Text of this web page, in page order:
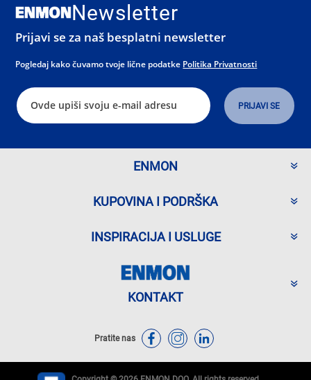
Newsletter
Prijavi se za naš besplatni newsletter
Pogledaj kako čuvamo tvoje lične podatke Politika Privatnosti
ENMON
KUPOVINA I PODRŠKA
INSPIRACIJA I USLUGE
KONTAKT
Pratite nas